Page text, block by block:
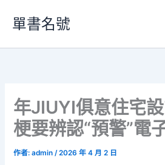
要
單書名號
年JIUYI俱意住宅
梗要辨認“預警”電
作者:admin/2026 年 4 月 2 日